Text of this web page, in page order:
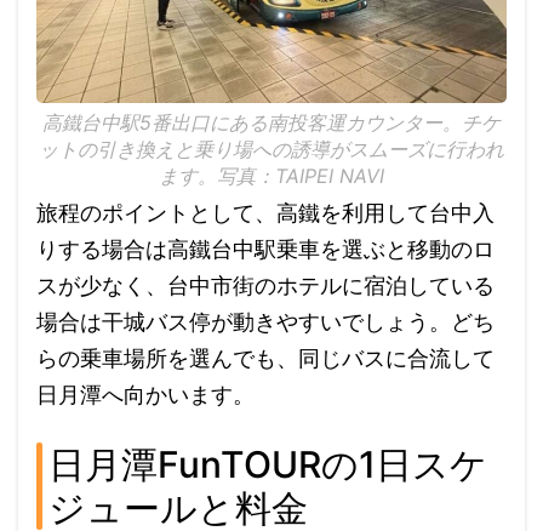
高鐵台中駅5番出口にある南投客運カウンター。チケ
ットの引き換えと乗り場への誘導がスムーズに行われ
ます。写真：TAIPEI NAVI
旅程のポイントとして、高鐵を利用して台中入
りする場合は高鐵台中駅乗車を選ぶと移動のロ
スが少なく、台中市街のホテルに宿泊している
場合は干城バス停が動きやすいでしょう。どち
らの乗車場所を選んでも、同じバスに合流して
日月潭へ向かいます。
日月潭FunTOURの1日スケ
ジュールと料金